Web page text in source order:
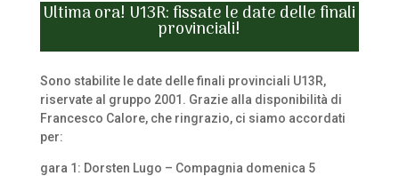
Ultima ora! U13R: fissate le date delle finali
provinciali!
Sono stabilite le date delle finali provinciali U13R,
riservate al gruppo 2001. Grazie alla disponibilità di
Francesco Calore, che ringrazio, ci siamo accordati
per:
gara 1: Dorsten Lugo – Compagnia domenica 5